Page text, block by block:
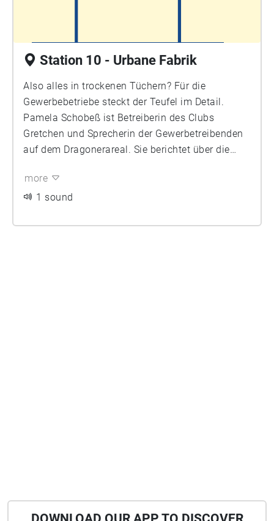
Station 10 - Urbane Fabrik
Also alles in trockenen Tüchern? Für die
Gewerbebetriebe steckt der Teufel im Detail.
Pamela Schobeß ist Betreiberin des Clubs
Gretchen und Sprecherin der Gewerbetreibenden
auf dem Dragonerareal. Sie berichtet über die
Modellprojekt, die Notwendigkeit von Räumen für
innerstädtisches Gewerbe und die
zusammen zu denken.
more
1 sound